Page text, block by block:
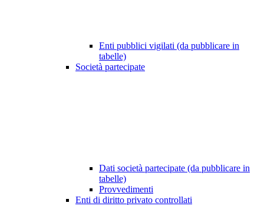
Enti pubblici vigilati (da pubblicare in
tabelle)
Società partecipate
Dati società partecipate (da pubblicare in
tabelle)
Provvedimenti
Enti di diritto privato controllati